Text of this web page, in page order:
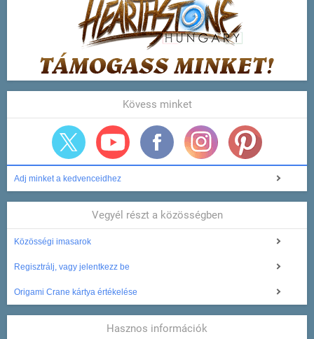
Kövess minket
Adj minket a kedvenceidhez
Vegyél részt a közösségben
Közösségi imasarok
Regisztrálj, vagy jelentkezz be
Origami Crane kártya értékelése
Hasznos információk